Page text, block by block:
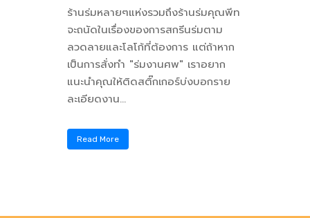
ร้านร่มหลายๆแห่งรวมถึงร้านร่มคุณพีท
จะถนัดในเรื่องของการสกรีนร่มตาม
ลวดลายและโลโก้ที่ต้องการ แต่ถ้าหาก
เป็นการสั่งทำ "ร่มงานศพ" เราอยาก
แนะนำคุณให้ติดสติ๊กเกอร์บ่งบอกราย
ละเอียดงาน...
Read More